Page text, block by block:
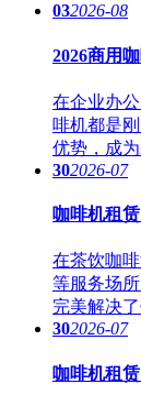
032026-08
2026商用
在企业办
啡机都是
优势，成
302026-07
咖啡机租
在茶饮咖
等服务场
完美解决
302026-07
咖啡机租